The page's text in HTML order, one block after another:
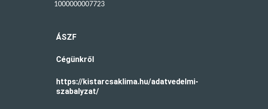
1000000007723
ÁSZF
Cégünkről
https://kistarcsaklima.hu/adatvedelmi-
szabalyzat/